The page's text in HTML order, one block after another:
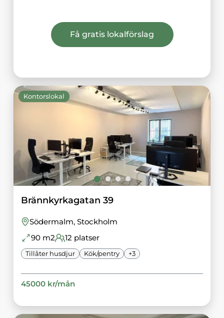
Få gratis lokalförslag
Kontorslokal
Brännkyrkagatan 39
Södermalm, Stockholm
90m2 12 platser
Tillåter husdjur Kök/pentry +3
45000kr/mån